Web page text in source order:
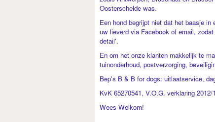
Oosterschelde was.
Een hond begrijpt niet dat het baasje
uw lieverd via Facebook of email,
detail'.
En om het onze klanten makkelijk te
tuinonderhoud, postverzorging,
Bep's B & B for dogs: uitlaatservice,
KvK 65270541, V.O.G. verklaring 2012/
Wees Welkom!